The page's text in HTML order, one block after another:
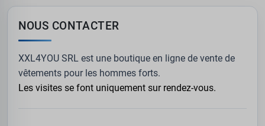
NOUS CONTACTER
XXL4YOU SRL est une boutique en ligne de vente de
vêtements pour les hommes forts.
Les visites se font uniquement sur rendez-vous.